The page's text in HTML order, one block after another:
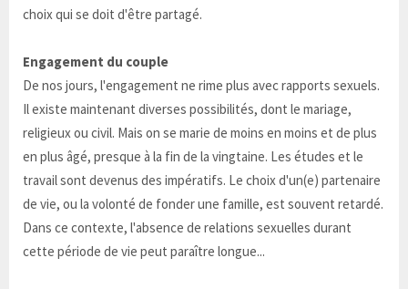
choix qui se doit d'être partagé.
Engagement du couple
De nos jours, l'engagement ne rime plus avec rapports sexuels.
Il existe maintenant diverses possibilités, dont le mariage,
religieux ou civil. Mais on se marie de moins en moins et de plus
en plus âgé, presque à la fin de la vingtaine. Les études et le
travail sont devenus des impératifs. Le choix d'un(e) partenaire
de vie, ou la volonté de fonder une famille, est souvent retardé.
Dans ce contexte, l'absence de relations sexuelles durant
cette période de vie peut paraître longue...